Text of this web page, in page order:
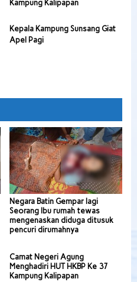
Kampung Kalipapan
Kepala Kampung Sunsang Giat
Apel Pagi
Negara Batin Gempar lagi
Seorang Ibu rumah tewas
mengenaskan diduga ditusuk
pencuri dirumahnya
Camat Negeri Agung
Menghadiri HUT HKBP Ke 37
Kampung Kalipapan